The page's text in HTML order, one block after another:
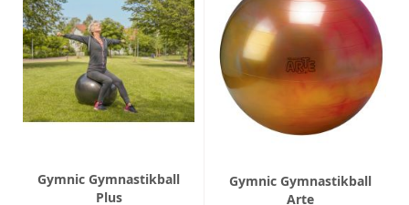
Gymnic Gymnastikball
Plus
Gymnic Gymnastikball
Arte